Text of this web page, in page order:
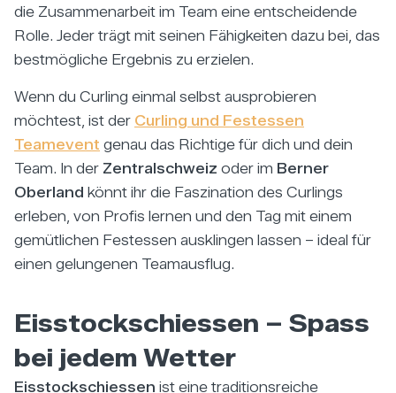
die Zusammenarbeit im Team eine entscheidende
Rolle. Jeder trägt mit seinen Fähigkeiten dazu bei, das
bestmögliche Ergebnis zu erzielen.
Wenn du Curling einmal selbst ausprobieren
möchtest, ist der Curling und Festessen
Teamevent genau das Richtige für dich und dein
Team. In der Zentralschweiz oder im Berner
Oberland könnt ihr die Faszination des Curlings
erleben, von Profis lernen und den Tag mit einem
gemütlichen Festessen ausklingen lassen – ideal für
einen gelungenen Teamausflug.
Eisstockschiessen – Spass
bei jedem Wetter
Eisstockschiessen ist eine traditionsreiche